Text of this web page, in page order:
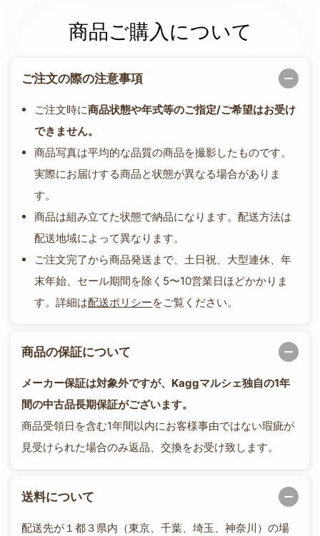
商品ご購入について
ご注文の際の注意事項
ご注文時に商品状態や年式等のご指定/ご希望はお受け
できません。
商品写真は平均的な品質の商品を撮影したものです。
実際にお届けする商品と状態が異なる場合がありま
す。
商品は組み立てた状態で納品になります。配送方法は
配送地域によって異なります。
ご注文完了から商品発送まで、土日祝、大型連休、年
末年始、セール期間を除く5〜10営業日ほどかかりま
す。詳細は配送ポリシーをご覧ください。
商品の保証について
メーカー保証は対象外ですが、Kaggマルシェ独自の1年
間の中古品長期保証がございます。
商品受領日を含む1年間以内にお客様事由ではない瑕疵が
見受けられた場合のみ返品、交換をお受け致します。
送料について
配送先が１都３県内（東京、千葉、埼玉、神奈川）の場